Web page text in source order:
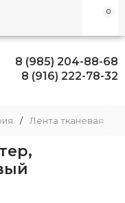
0
8 (985) 204-88-68
8 (916) 222-78-32
/ Лента тканевая